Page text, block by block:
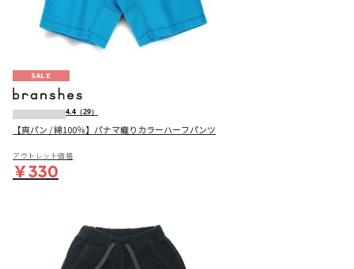
SALE
4.4 （29）
【爽パン / 綿100％】パナマ織りカラーハーフパンツ
アウトレット価格
￥330